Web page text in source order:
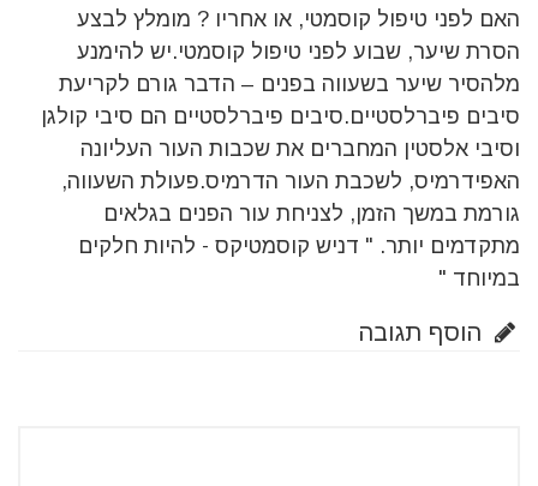
האם לפני טיפול קוסמטי, או אחריו ? מומלץ לבצע
הסרת שיער, שבוע לפני טיפול קוסמטי.יש להימנע
מלהסיר שיער בשעווה בפנים – הדבר גורם לקריעת
סיבים פיברלסטיים.סיבים פיברלסטיים הם סיבי קולגן
וסיבי אלסטין המחברים את שכבות העור העליונה
האפידרמיס, לשכבת העור הדרמיס.פעולת השעווה,
גורמת במשך הזמן, לצניחת עור הפנים בגלאים
מתקדמים יותר. " דניש קוסמטיקס - להיות חלקים
במיוחד "
הוסף תגובה